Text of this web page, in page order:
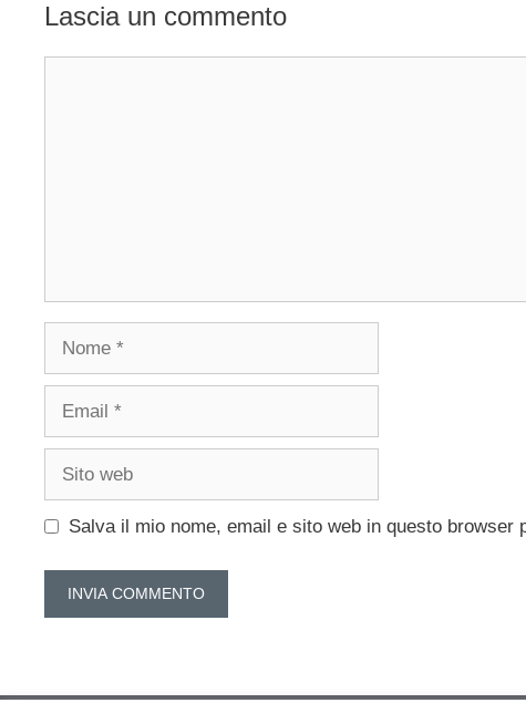
Lascia un commento
Nome
Email
Sito
Salva il mio nome, email e sito web in questo browser